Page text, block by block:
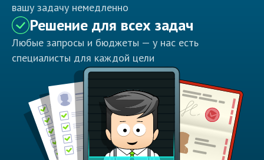
вашу задачу немедленно
Решение для всех задач
Любые запросы и бюджеты — у нас есть
специалисты для каждой цели